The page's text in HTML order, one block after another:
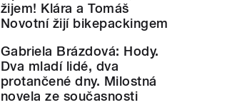
žijem! Klára a Tomáš
Novotní žijí bikepackingem
Gabriela Brázdová: Hody.
Dva mladí lidé, dva
protančené dny. Milostná
novela ze současnosti